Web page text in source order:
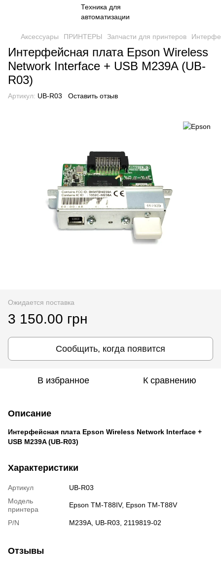
Аксессуары ПРИНТЕРЫ Запчасти для принтеров
Интерфейсная плата Epson Wireless
Network Interface + USB M239A (UB-
R03)
Артикул: UB-R03 Оставить отзыв
Ожидается поставка
3 150.00 грн
Сообщить, когда появится
В избранное К сравнению
Описание
Интерфейсная плата Epson Wireless Network Interface +
USB M239A (UB-R03)
Характеристики
Артикул
UB-R03
Модель
принтера
Epson TM-T88IV, Epson TM-T88V
P/N M239A, UB-R03, 2119819-02
Отзывы